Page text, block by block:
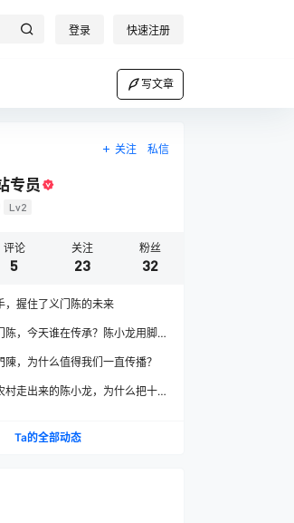
登录 快速注册
写文章
关注 私信
专员
Lv2
评论
5
关注
23
粉丝
32
，握住了义门陈的未来
陈，今天谁在传承？陈小龙用脚
陳，为什么值得我们一直传播？
村走出来的陈小龙，为什么把十
Ta的全部动态